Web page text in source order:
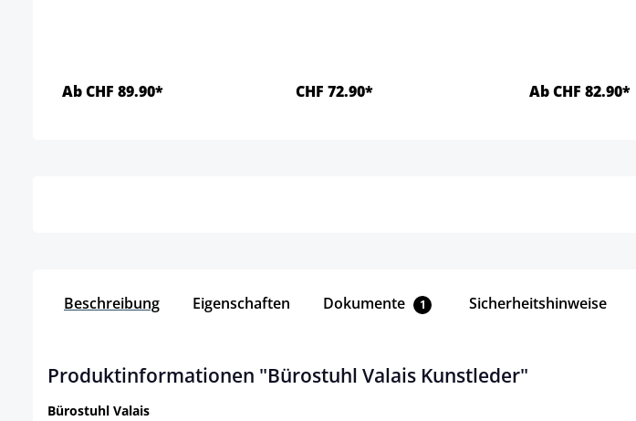
Ab CHF 89.90* CHF 72.90* Ab CHF 82.90*
Beschreibung Eigenschaften Dokumente 1 Sicherheitshinweise
Produktinformationen "Bürostuhl Valais Kunstleder"
Bürostuhl Valais